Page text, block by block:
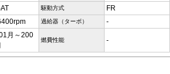
駆動方式 FR
過給器（ターボ） -
月～200
燃費性能 -